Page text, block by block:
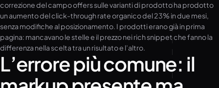
correzione del campo offers sulle varianti di prodotto ha prodotto
un aumento del click-through rate organico del 23% in due mesi,
senza modifiche al posizionamento. I prodotti erano già in prima
pagina: mancavano le stelle e il prezzo nei rich snippet che fanno la
differenza nella scelta tra un risultato e l’altro.
L’errore più comune: il